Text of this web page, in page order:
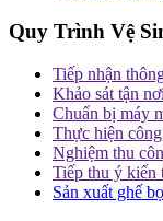
Quy Trình Vệ
Tiếp nhận
Khảo sát tận nơi
Chuẩn bị máy
Thực hiện
Nghiệm thu
Tiếp thu ý kiến
Sản xuất ghế